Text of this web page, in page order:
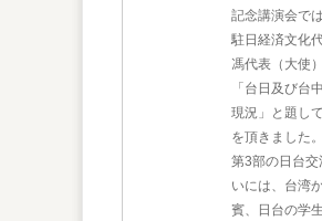
記念講演会で
駐日経済文化
馮代表（大使
「台日及び台
現況」と題し
を頂きました。
第3部の日台交
いには、台湾
賓、日台の学